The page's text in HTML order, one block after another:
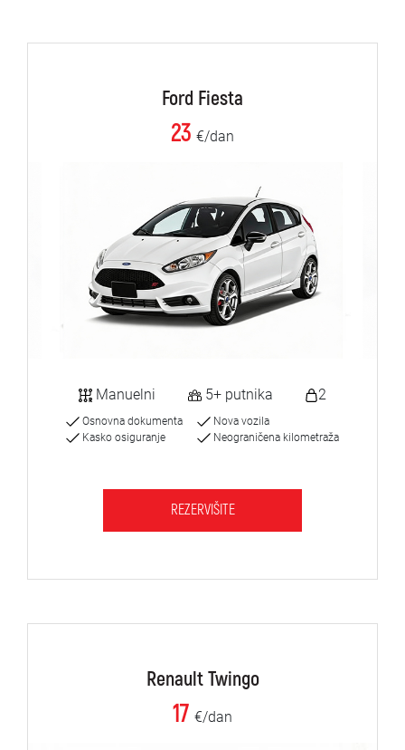
Ford Fiesta
23 €/dan
Manuelni 5+ putnika 2
Osnovna dokumenta
Kasko osiguranje
Nova vozila
Neograničena kilometraža
REZERVIŠITE
Renault Twingo
17 €/dan